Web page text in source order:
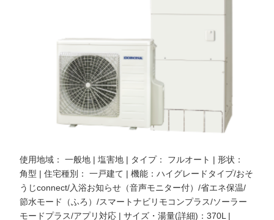
使用地域： 一般地 | 塩害地 | タイプ： フルオート | 形状：
角型 | 住宅種別： 一戸建て | 機能：ハイグレードタイプ/おそ
うじconnect/入浴お知らせ（音声モニター付）/省エネ保温/
節水モード（ふろ）/スマートナビリモコンプラス/ソーラー
モードプラス/アプリ対応 | サイズ・湯量(詳細)：370L |